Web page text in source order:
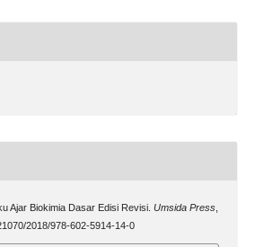
Ajar Biokimia Dasar Edisi Revisi. Umsida Press,
2018/978-602-5914-14-0